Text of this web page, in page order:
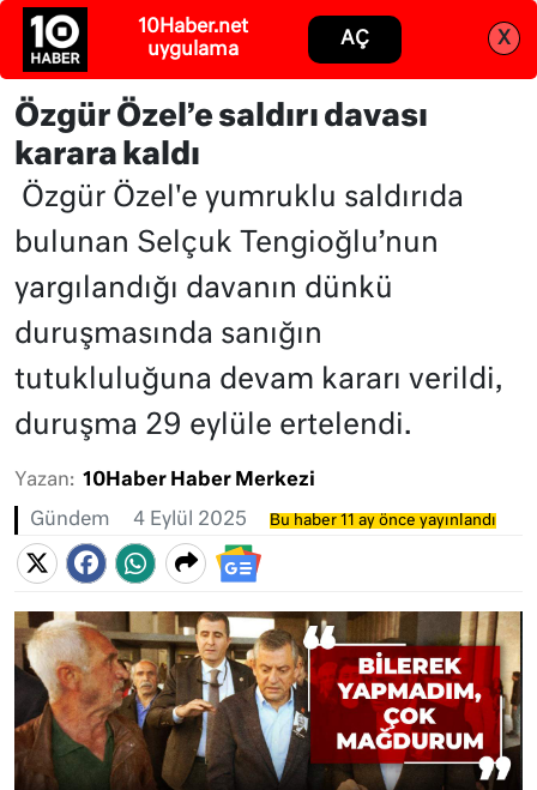
Abone ol Giriş
Özgür Özel’e saldırı davası
karara kaldı
Özgür Özel'e yumruklu saldırıda
bulunan Selçuk Tengioğlu’nun
yargılandığı davanın dünkü
duruşmasında sanığın
tutukluluğuna devam kararı verildi,
duruşma 29 eylüle ertelendi.
Yazan: 10Haber Haber Merkezi
Gündem 4 Eylül 2025 Bu haber 11 ay önce yayınlandı